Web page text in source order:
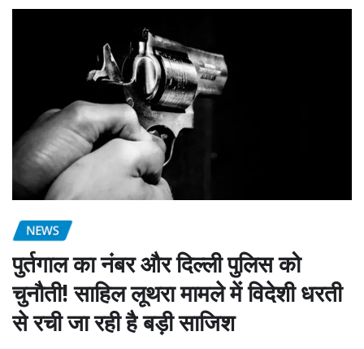
NEWS
पुर्तगाल का नंबर और दिल्ली पुलिस को
चुनौती! साहिल लूथरा मामले में विदेशी धरती
से रची जा रही है बड़ी साजिश